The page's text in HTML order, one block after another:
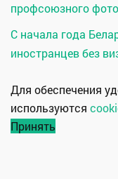
профсоюзного
С начала года
иностранцев без
Для обеспечения
используются
Принять